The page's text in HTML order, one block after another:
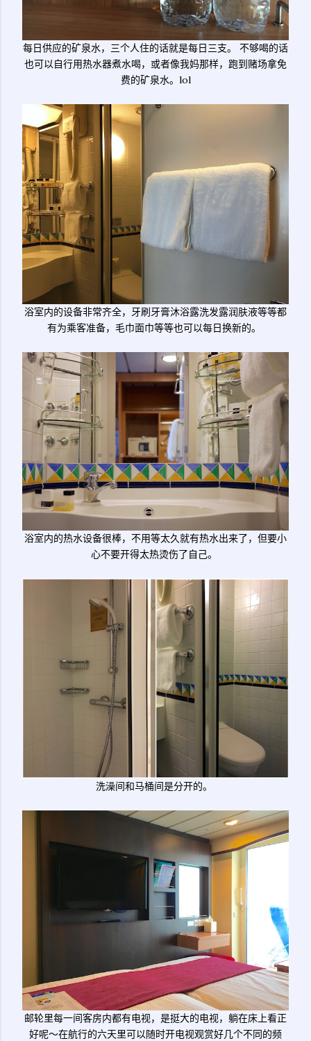
每日供应的矿泉水，三个人住的话就是每日三支。 不够喝的话
也可以自行用热水器煮水喝，或者像我妈那样，跑到赌场拿免
费的矿泉水。lol
浴室内的设备非常齐全，牙刷牙膏沐浴露洗发露润肤液等等都
有为乘客准备，毛巾面巾等等也可以每日换新的。
浴室内的热水设备很棒，不用等太久就有热水出来了，但要小
心不要开得太热烫伤了自己。
洗澡间和马桶间是分开的。
邮轮里每一间客房内都有电视，是挺大的电视，躺在床上看正
好呢～在航行的六天里可以随时开电视观赏好几个不同的频